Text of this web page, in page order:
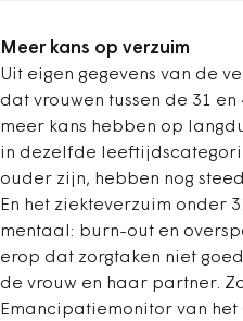
Meer kans op verzuim
Uit eigen gegevens van de
dat vrouwen tussen de 31
meer kans hebben op
in dezelfde
ouder zijn, hebben nog
En het ziekteverzuim onder
mentaal: burn-out en
erop dat zorgtaken niet
de vrouw en haar partner.
Emancipatiemonitor van